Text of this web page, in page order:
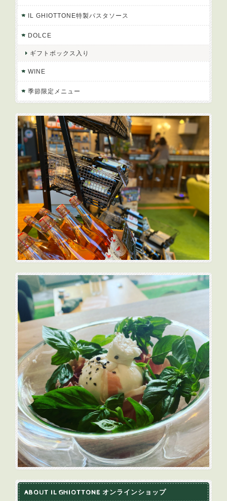
IL GHIOTTONE特製パスタソース
DOLCE
ギフトボックス入り
WINE
季節限定メニュー
ABOUT IL GHIOTTONE オンラインショップ